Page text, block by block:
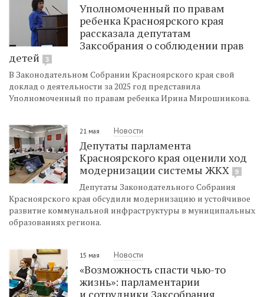
Уполномоченный по правам
ребенка Красноярского края
рассказала депутатам
Заксобрания о соблюдении прав
детей
3
В Законодательном Собрании Красноярского края свой
доклад о деятельности за 2025 год представила
Уполномоченный по правам ребенка Ирина Мирошникова.
21 мая Новости
Депутаты парламента
Красноярского края оценили ход
модернизации системы ЖКХ
9
Депутаты Законодательного Собрания
Красноярского края обсудили модернизацию и устойчивое
развитие коммунальной инфраструктуры в муниципальных
образованиях региона.
15 мая Новости
«Возможность спасти чью-то
жизнь»: парламентарии
и сотрудники Заксобрания